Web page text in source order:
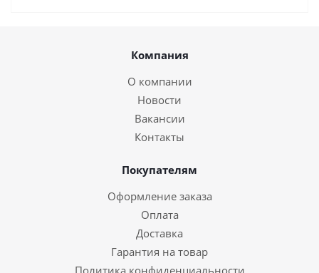
Компания
О компании
Новости
Вакансии
Контакты
Покупателям
Оформление заказа
Оплата
Доставка
Гарантия на товар
Политика конфиденциальности